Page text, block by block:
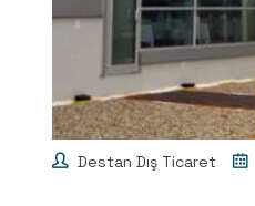
Destan Dış Ticaret